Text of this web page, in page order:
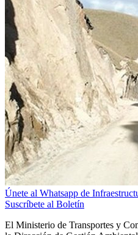
Únete al Whatsapp de
Suscríbete al Boletín
El Ministerio de Transportes y